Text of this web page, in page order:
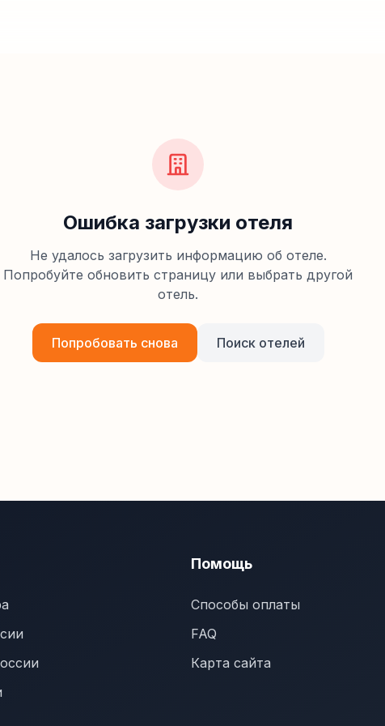
Ошибка загрузки отеля
Не удалось загрузить информацию об отеле.
Попробуйте обновить страницу или выбрать другой
отель.
Попробовать снова Поиск отелей
Помощь
Способы оплаты
FAQ
Карта сайта